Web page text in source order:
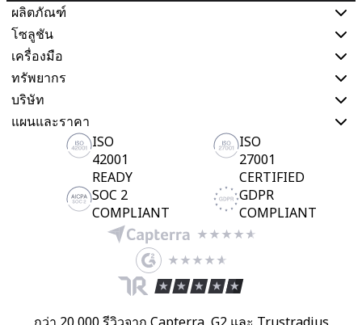
ผลิตภัณฑ์
โซลูชัน
เครื่องมือ
ทรัพยากร
บริษัท
แผนและราคา
ISO
42001
READY
ISO
27001
CERTIFIED
SOC 2
COMPLIANT
GDPR
COMPLIANT